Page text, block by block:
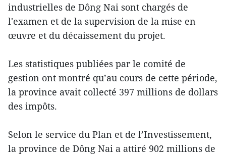
industrielles de Dông Nai sont chargés de
l'examen et de la supervision de la mise en
œuvre et du décaissement du projet.
Les statistiques publiées par le comité de
gestion ont montré qu’au cours de cette période,
la province avait collecté 397 millions de dollars
des impôts.
Selon le service du Plan et de l’Investissement,
la province de Dông Nai a attiré 902 millions de